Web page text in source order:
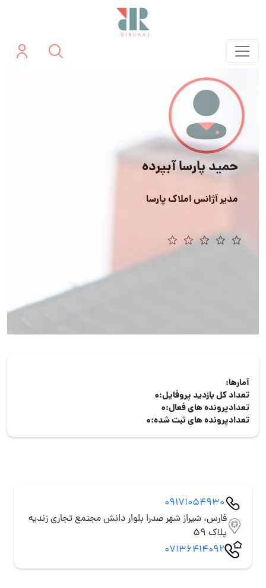
حمید پارسا آبپرده
مدیر آژانس املاک پارسا
آمارها:
تعداد کل بازدید پروفایل:0
تعدادپرونده های فعال:0
تعدادپرونده های ثبت شده:0
09171054930
فارس، شیراز شهر صدرا بلوار دانش مجتمع تجاری زندیه
پلاک 59
07136414092